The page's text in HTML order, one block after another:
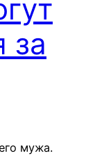
за
мужа.